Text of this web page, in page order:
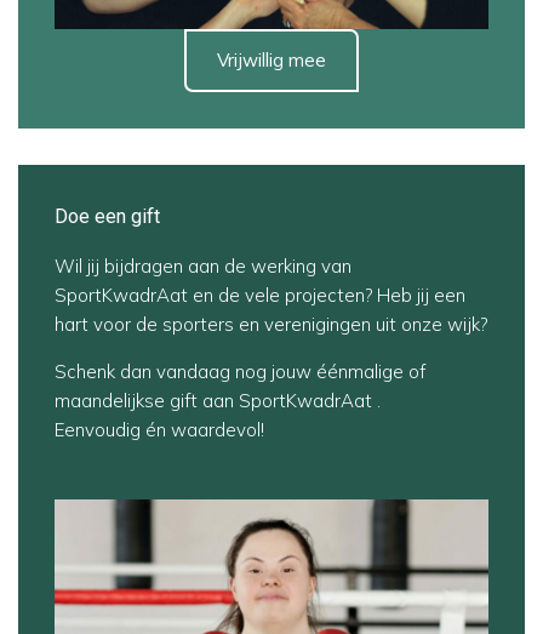
Vrijwillig mee
Doe een gift
Wil jij bijdragen aan de werking van
SportKwadrAat en de vele projecten? Heb jij een
hart voor de sporters en verenigingen uit onze wijk?
Schenk dan vandaag nog jouw éénmalige of
maandelijkse gift aan SportKwadrAat .
Eenvoudig én waardevol!